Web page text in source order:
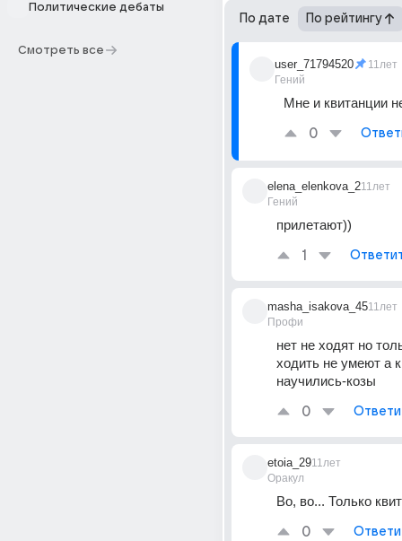
Политические дебаты
Смотреть все
По дате По рейтингу
user_71794520
Гений
11лет
Мне и квитанции
0
elena_elenkova_2
Гений
11лет
прилетают))
1
masha_isakova_45
Профи
11лет
нет не ходят но
ходить не умеют а
научились-козы
0
etoia_29
Оракул
11лет
Во, во... Только
0